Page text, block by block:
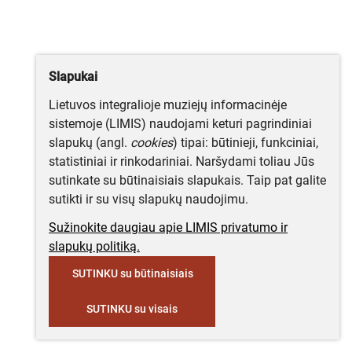
Slapukai
Lietuvos integralioje muziejų informacinėje
sistemoje (LIMIS) naudojami keturi pagrindiniai
slapukų (angl. cookies) tipai: būtinieji, funkciniai,
statistiniai ir rinkodariniai. Naršydami toliau Jūs
sutinkate su būtinaisiais slapukais. Taip pat galite
sutikti ir su visų slapukų naudojimu.
Sužinokite daugiau apie LIMIS privatumo ir
slapukų politiką.
SUTINKU su būtinaisiais
SUTINKU su visais